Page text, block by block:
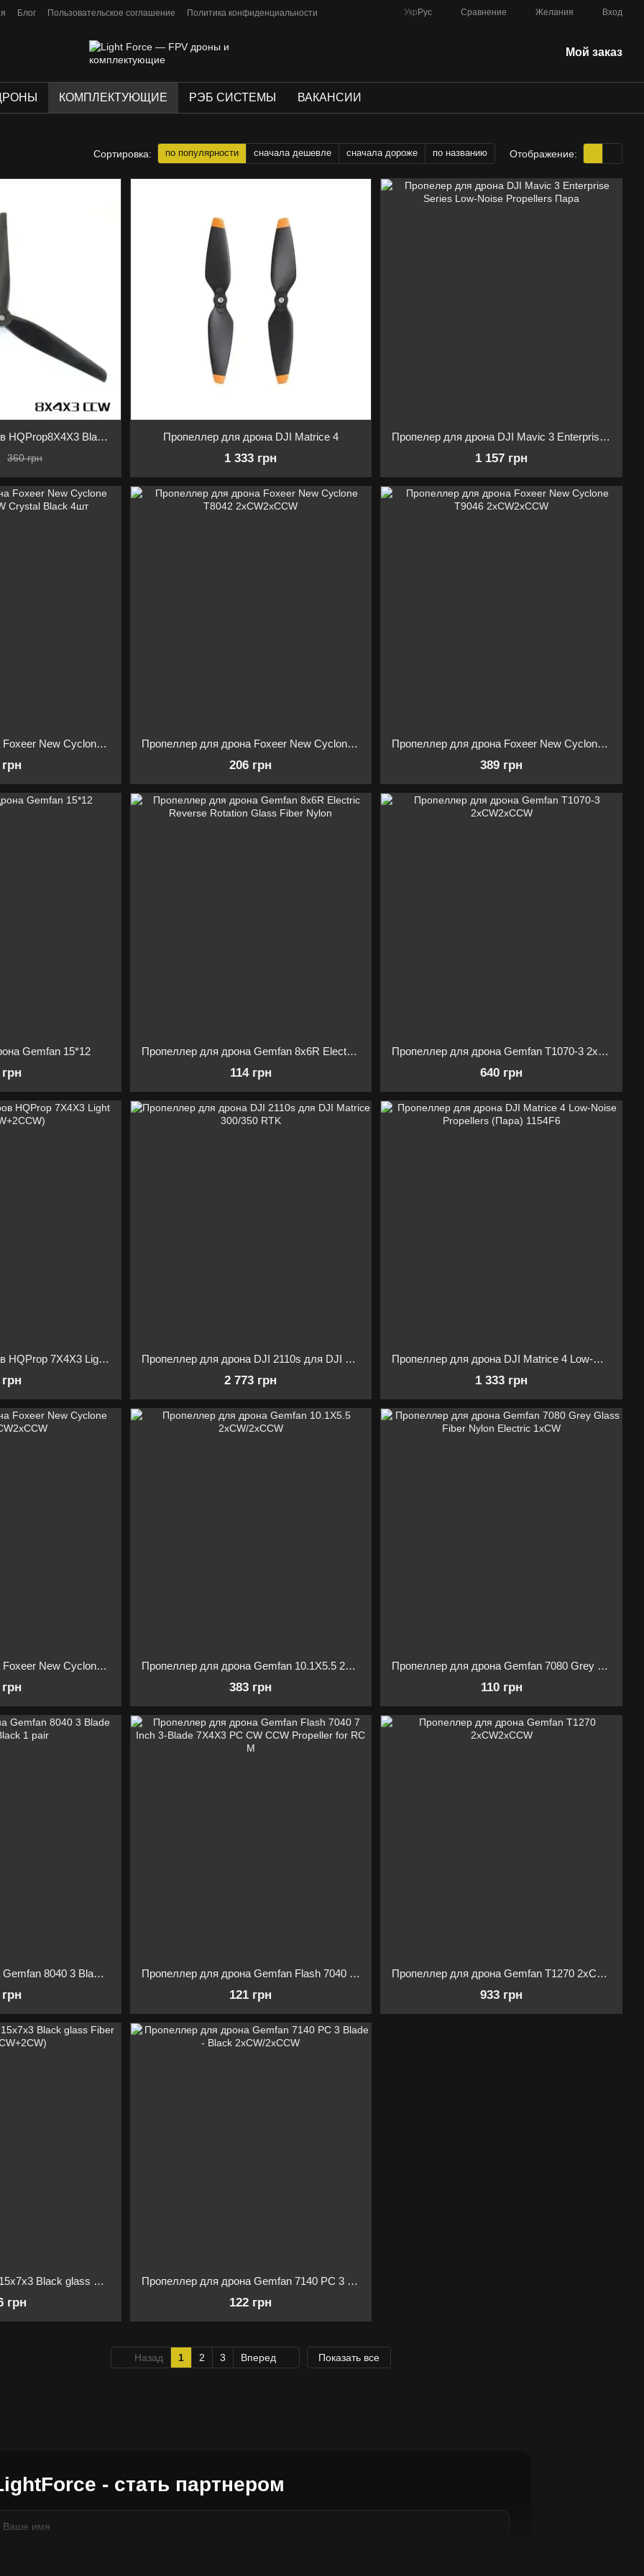
Блог Пользовательское соглашение Политика конфиденциальности Укр Рус Сравнение Желания Вход
Мой заказ
КОМПЛЕКТУЮЩИЕ РЭБ СИСТЕМЫ ВАКАНСИИ
Сортировка: по популярности сначала дешевле сначала дороже по названию Отображение:
- стать партнером
Комплект пропеллеров HQProp8X4X3 Black glass Fiber Nylon 8040
360 грн
Пропеллер для дрона DJI Matrice 4
1 333 грн
Пропелер для дрона DJI Mavic 3 Enterprise Series Low-Noise Propellers Пара
1 157 грн
Пропеллер для дрона Foxeer New Cyclone T7057 2xCW2xCCW Crystal Black 4шт Пропеллер для дрона Foxeer New Cyclone T8042 2xCW2xCCW
206 грн
Пропеллер для дрона Foxeer New Cyclone T9046 2xCW2xCCW
389 грн
Gemfan 15*12 Пропеллер для дрона Gemfan 8x6R Electric Reverse Rotation Glass Fiber Nylon
114 грн
Пропеллер для дрона Gemfan T1070-3 2xCW2xCCW
640 грн
Комплект пропеллеров HQProp 7X4X3 Light Grey (2CW+2CCW) Пропеллер для дрона DJI 2110s для DJI Matrice 300/350 RTK
2 773 грн
Пропеллер для дрона DJI Matrice 4 Low-Noise Propellers (Пара) 1154F6
1 333 грн
Пропеллер для дрона Foxeer New Cyclone T1050 2xCW2xCCW Пропеллер для дрона Gemfan 10.1Х5.5 2xCW/2xCCW
383 грн
Пропеллер для дрона Gemfan 7080 Grey Glass Fiber Nylon Electric 1xCW
110 грн
Пропеллер для дрона Gemfan 8040 3 Blade Propeller Black 1 pair Пропеллер для дрона Gemfan Flash 7040 7 Inch 3-Blade 7X4X3 PC CW CCW Propeller for RC M
121 грн
Пропеллер для дрона Gemfan T1270 2xCW2xCCW
933 грн
Пропеллеры HQProp 15x7x3 Black glass Fiber Nylon (2CCW+2CW)
грн
Пропеллер для дрона Gemfan 7140 PC 3 Blade - Black 2xCW/2xCCW
122 грн
Назад 1 2 3 Вперед Показать все